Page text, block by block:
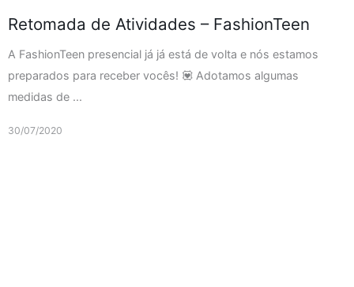
Retomada de Atividades – FashionTeen
A FashionTeen presencial já já está de volta e nós estamos
preparados para receber vocês! 💟 Adotamos algumas
medidas de ...
30/07/2020